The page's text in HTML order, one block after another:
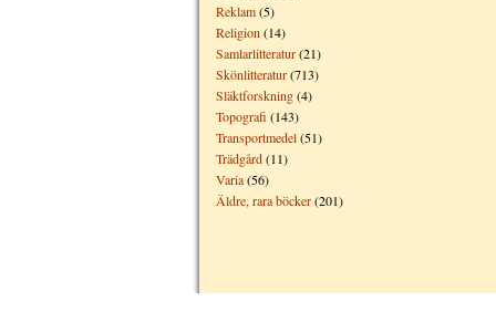
Reklam(5)
Religion (14)
Samlarlitteratur(21)
Skönlitteratur(713)
Släktforskning(4)
Topografi (143)
Transportmedel(51)
Trädgård(11)
Varia(56)
Äldre, rara böcker(201)